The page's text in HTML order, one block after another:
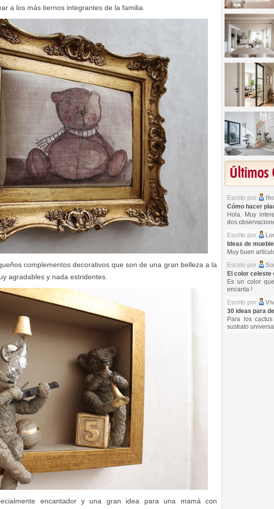
a los más tiernos integrantes de la familia.
complementos decorativos que son de una gran belleza a la
agradables y nada estridentes.
encantador y una gran idea para una mamá con
Últimos
Escrito por fito
Cómo hacer
Hola. Muy
dos
Escrito por
Ideas de
Muy buen
Escrito por
El color celeste
Es un color
encanta !
Escrito por
30 ideas para
Para los
sustrato